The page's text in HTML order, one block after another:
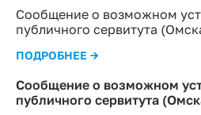
Сообщение о возможном
публичного сервитута
ПОДРОБНЕЕ →
Сообщение о возможном
публичного сервитута